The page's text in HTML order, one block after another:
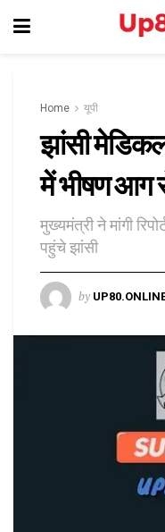
Home यूपी
झांसी
में भीषण आग
मुख्यमंत्री ने मांगी
पहुंचे झांसी
by